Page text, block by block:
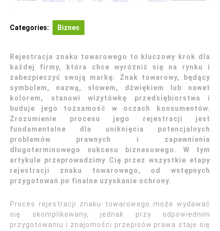
Categories: Biznes
Rejestracja znaku towarowego to kluczowy krok dla
każdej firmy, która chce wyróżnić się na rynku i
zabezpieczyć swoją markę. Znak towarowy, będący
symbolem, nazwą, słowem, dźwiękiem lub nawet
kolorem, stanowi wizytówkę przedsiębiorstwa i
buduje jego tożsamość w oczach konsumentów.
Zrozumienie procesu jego rejestracji jest
fundamentalne dla uniknięcia potencjalnych
problemów prawnych i zapewnienia
długoterminowego sukcesu biznesowego. W tym
artykule przeprowadzimy Cię przez wszystkie etapy
rejestracji znaku towarowego, od wstępnych
przygotowań po finalne uzyskanie ochrony.
Proces rejestracji znaku towarowego może wydawać
się skomplikowany, jednak przy odpowiednim
przygotowaniu i znajomości przepisów prawa staje się